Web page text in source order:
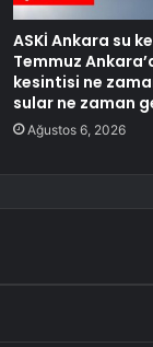
ASKİ Ankara su
Temmuz
kesintisi ne
sular ne zaman
Ağustos 6, 2026